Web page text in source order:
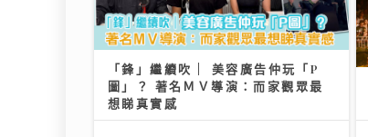
「鋒」繼續吹 | 美容廣告仲玩「P
圖」？ 著名ＭＶ導演：而家觀眾最
想睇真實感
16/07/2026